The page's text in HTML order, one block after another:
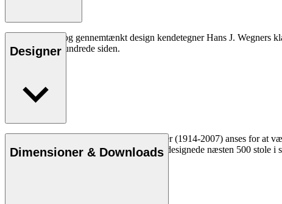
God ergonomi og gennemtænkt design kendetegner Hans J. Wegners
end et halvt århundrede siden.
Designer
Den danske møbeldesigner Hans J. Wegner (1914-2007) anses for at
kompromisløse tilgang til design. Wegner designede næsten 500 stole
Dimensioner & Downloads